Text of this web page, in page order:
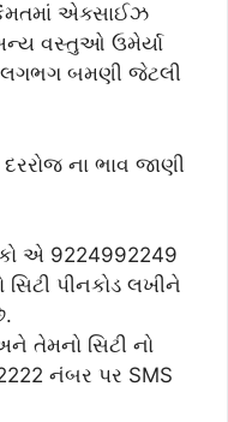
એક્સાઈઝ
વસ્તુઓ ઉમેર્યા
લગભગ બમણી જેટલી
ના ભાવ જાણી
એ 9224992249
પીનકોડ લખીને
તેમનો સિટી નો
નંબર પર SMS